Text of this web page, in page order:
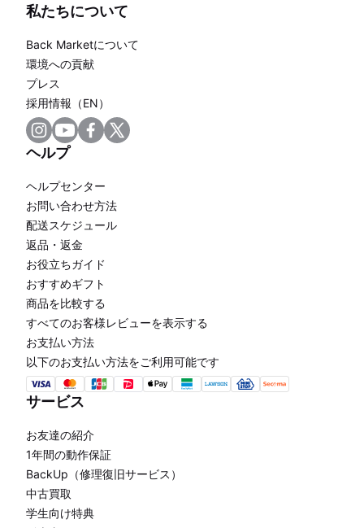
私たちについて
Back Marketについて
環境への貢献
プレス
採用情報（EN）
ヘルプ
ヘルプセンター
お問い合わせ方法
配送スケジュール
返品・返金
お役立ちガイド
おすすめギフト
商品を比較する
すべてのお客様レビューを表示する
お支払い方法
以下のお支払い方法をご利用可能です
サービス
お友達の紹介
1年間の動作保証
BackUp（修理復旧サービス）
中古買取
学生向け特典